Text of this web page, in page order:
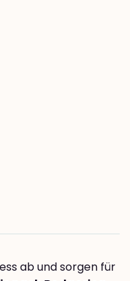
ab und sorgen für